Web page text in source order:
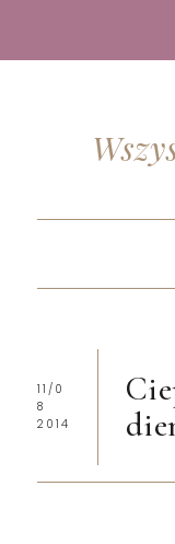
11/0
8
2014